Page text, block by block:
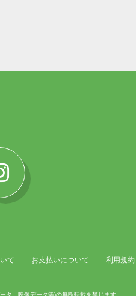
て お支払いについて 利用規約
タ、映像データ等)の無断転載を禁じます。